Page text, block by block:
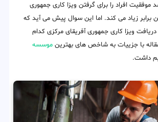
موفقیت افراد را برای گرفتن ویزا کاری جمهوری
برابر زیاد می کند. اما این سوال پیش می آید که
ویزا کاری جمهوری آفریقای مرکزی کدام
با جزییات به شاخص های بهترین موسسه
داشت.